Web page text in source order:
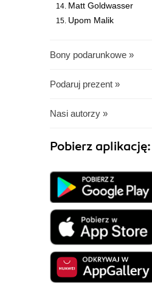
Matt Goldwasser
Upom Malik
Bony podarunkowe »
Podaruj prezent »
Nasi autorzy »
Pobierz aplikację: